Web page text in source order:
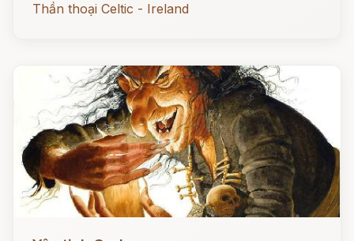
Thần thoại Celtic - Ireland